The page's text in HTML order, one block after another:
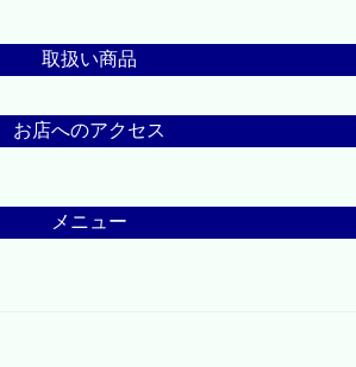
取扱い商品
お店へのアクセス
メニュー